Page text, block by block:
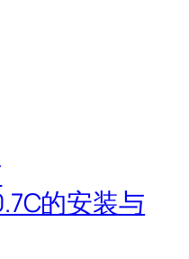
的安装与